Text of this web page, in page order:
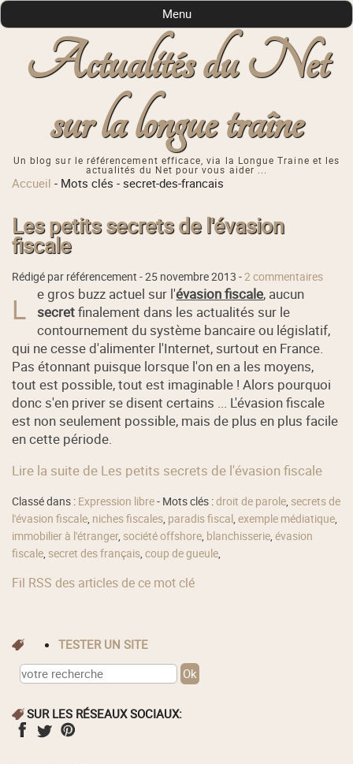
Actualités du Net
sur la longue traîne
Un blog sur le référencement efficace, via la Longue Traine et les
actualités du Net pour vous aider ...
Menu
Accueil - Mots clés -secret-des-francais
Les petits secrets de l'évasion
fiscale
Rédigé par référencement -25 novembre 2013 -2 commentaires
L e gros buzz actuel sur l'évasion fiscale, aucun
secretfinalement dans les actualités sur le
contournement du système bancaire ou législatif,
qui ne cesse d'alimenter l'Internet, surtout en France.
Pas étonnant puisque lorsque l'on en a les moyens,
tout est possible, tout est imaginable ! Alors pourquoi
donc s'en priver se disent certains ... L'évasion fiscale
est non seulement possible, mais de plus en plus facile
en cette période.
Lire la suite de Les petits secrets de l'évasion fiscale
Classé dans : Expression libre- Mots clés :droit de parole, secrets de
l'évasion fiscale, niches fiscales, paradis fiscal ,exemple médiatique,
immobilier à l'étranger, société offshore, blanchisserie,évasion
fiscale, secret des français,coup de gueule,
Fil RSS des articles de ce mot clé
TESTER UN SITE
SUR LES RÉSEAUX SOCIAUX: